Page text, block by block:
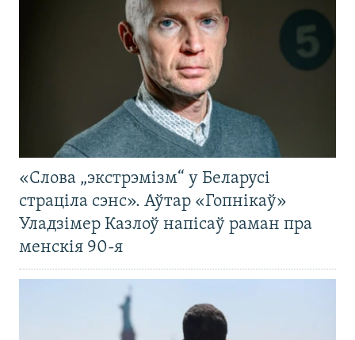
«Слова „экстрэмізм“ у Беларусі
страціла сэнс». Аўтар «Гопнікаў»
Уладзімер Казлоў напісаў раман пра
менскія 90-я